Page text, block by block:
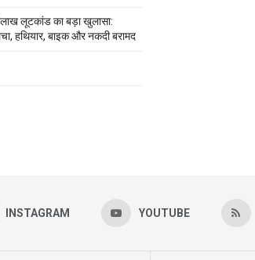
लूटकांड का बड़ा खुलासा:
हथियार, बाइक और नकदी बरामद
INSTAGRAM YOUTUBE